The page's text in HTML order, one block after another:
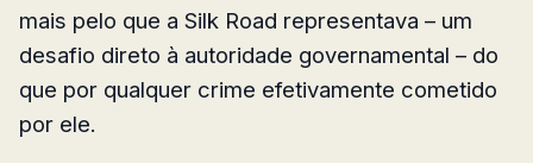
mais pelo que a Silk Road representava – um
desafio direto à autoridade governamental – do
que por qualquer crime efetivamente cometido
por ele.